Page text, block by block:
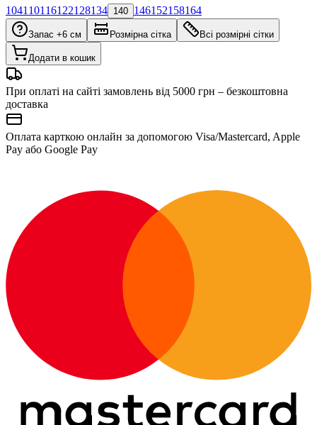
104110116122128134 140 146152158164
Запас +6 см Розмірна сітка Всі розмірні сітки
Додати в кошик
При оплаті на сайті замовлень від 5000 грн – безкоштовна
доставка
Оплата карткою онлайн за допомогою Visa/Mastercard, Apple
Pay або Google Pay